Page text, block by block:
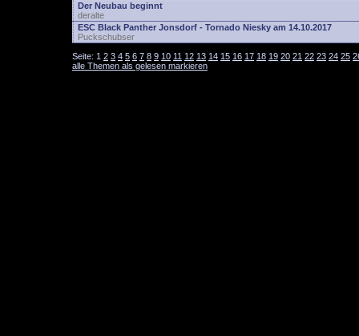
Der Neubau beginnt
deralte
ESC Black Panther Jonsdorf - Tornado Niesky am 14.10.2017
Puckschubser
Seite: 1 2 3 4 5 6 7 8 9 10 11 12 13 14 15 16 17 18 19 20 21 22 23 24 25
alle Themen als gelesen markieren